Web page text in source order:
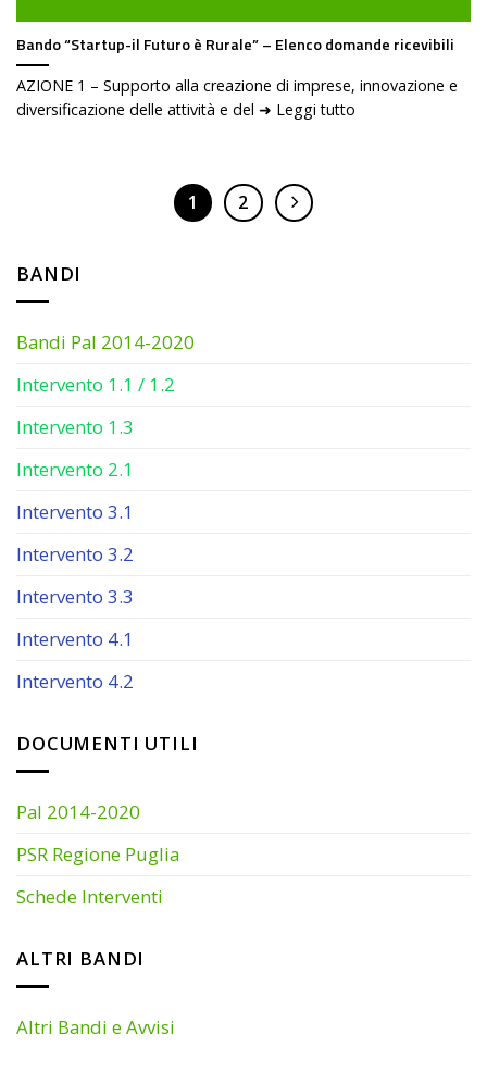
BANDI
Bandi Pal 2014-2020
Intervento 1.1 / 1.2
Intervento 1.3
Intervento 2.1
Intervento 3.1
Intervento 3.2
Intervento 3.3
Intervento 4.1
Intervento 4.2
DOCUMENTI UTILI
Pal 2014-2020
PSR Regione Puglia
Schede Interventi
ALTRI BANDI
Altri Bandi e Avvisi
Bando “Startup-il Futuro è Rurale” – Elenco domande ricevibili
AZIONE 1 – Supporto alla creazione di imprese, innovazione e
diversificazione delle attività e del ➜ Leggi tutto
1 2